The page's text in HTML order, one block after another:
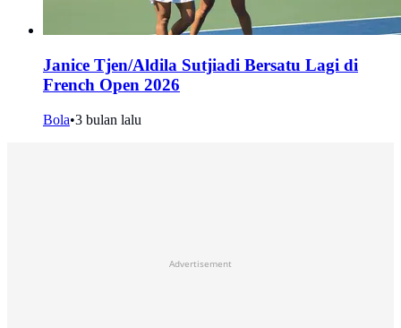
Janice Tjen/Aldila Sutjiadi Bersatu Lagi di
French Open 2026
Bola•3 bulan lalu
Advertisement